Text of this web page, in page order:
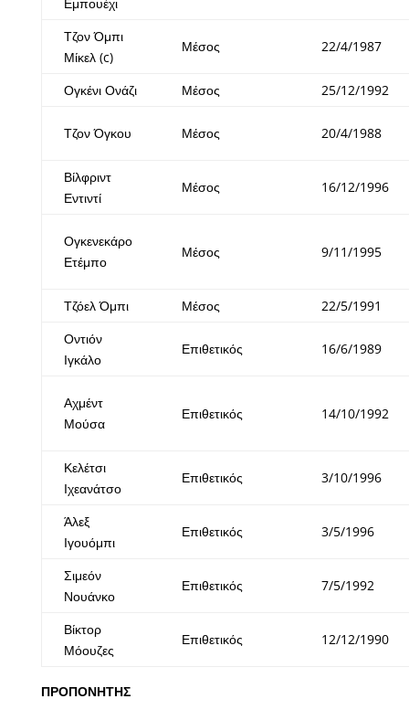
Εμπουέχι
Τζον Όμπι
Μίκελ (c)
Μέσος 22/4/1987
Ογκένι Ονάζι Μέσος 25/12/1992
Τζον Όγκου Μέσος 20/4/1988
Βίλφριντ
Εντιντί
Μέσος 16/12/1996
Ογκενεκάρο
Ετέμπο
Μέσος 9/11/1995
Τζόελ Όμπι Μέσος
22/5/1991
Οντιόν
Ιγκάλο
Επιθετικός 16/6/1989
Αχμέντ
Μούσα
Επιθετικός 14/10/1992
Κελέτσι
Ιχεανάτσο
Επιθετικός 3/10/1996
Άλεξ
Ιγουόμπι
Επιθετικός 3/5/1996
Σιμεόν
Νουάνκο
Επιθετικός 7/5/1992
Βίκτορ
Μόουζες
Επιθετικός 12/12/1990
ΠΡΟΠΟΝΗΤΗΣ